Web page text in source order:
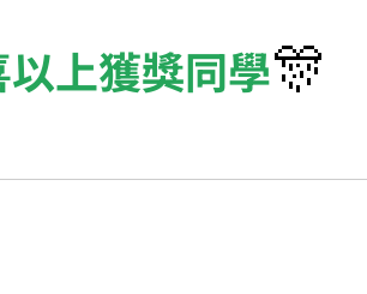
上獲獎同學🎊